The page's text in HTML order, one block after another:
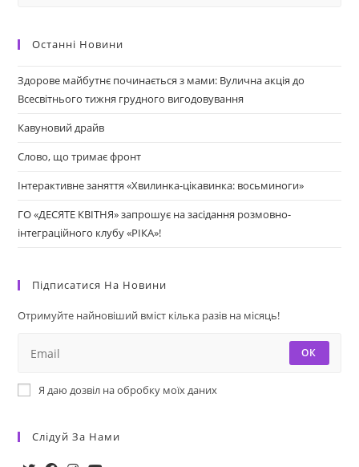
Останні Новини
Здорове майбутнє починається з мами: Вулична акція до
Всесвітнього тижня грудного вигодовування
Кавуновий драйв
Слово, що тримає фронт
Інтерактивне заняття «Хвилинка-цікавинка: восьминоги»
ГО «ДЕСЯТЕ КВІТНЯ» запрошує на засідання розмовно-
інтеграційного клубу «РІКА»!
Підписатися На Новини
Отримуйте найновіший вміст кілька разів на місяць!
ОК
Я даю дозвіл на обробку моїх даних
Слідуй За Нами